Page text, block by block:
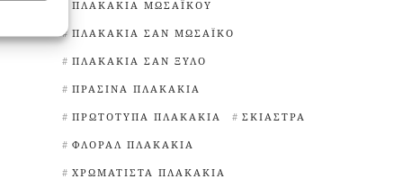
ΠΛΑΚΆΚΙΑ ΜΩΣΑΪΚΟΎ
ΠΛΑΚΆΚΙΑ ΣΑΝ ΜΩΣΑΪΚΌ
ΠΛΑΚΆΚΙΑ ΣΑΝ ΞΎΛΟ
ΠΡΆΣΙΝΑ ΠΛΑΚΆΚΙΑ
ΠΡΩΤΌΤΥΠΑ ΠΛΑΚΆΚΙΑ ΣΚΊΑΣΤΡΑ
ΦΛΟΡΆΛ ΠΛΑΚΆΚΙΑ
ΧΡΩΜΑΤΙΣΤΆ ΠΛΑΚΆΚΙΑ